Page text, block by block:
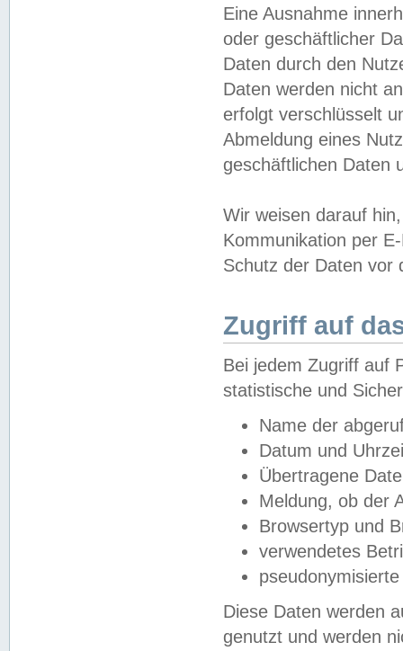
Eine Ausnahme
oder geschäftlicher
Daten durch den
Daten werden nicht
erfolgt verschlüsselt
Abmeldung eines
geschäftlichen Daten
Wir weisen darauf
Kommunikation per
Schutz der Daten vor
Zugriff auf
Bei jedem Zugriff auf
statistische und
Name der
Datum und
Übertragene
Meldung, ob der
Browsertyp und
verwendetes
Diese Daten werden
genutzt und werden